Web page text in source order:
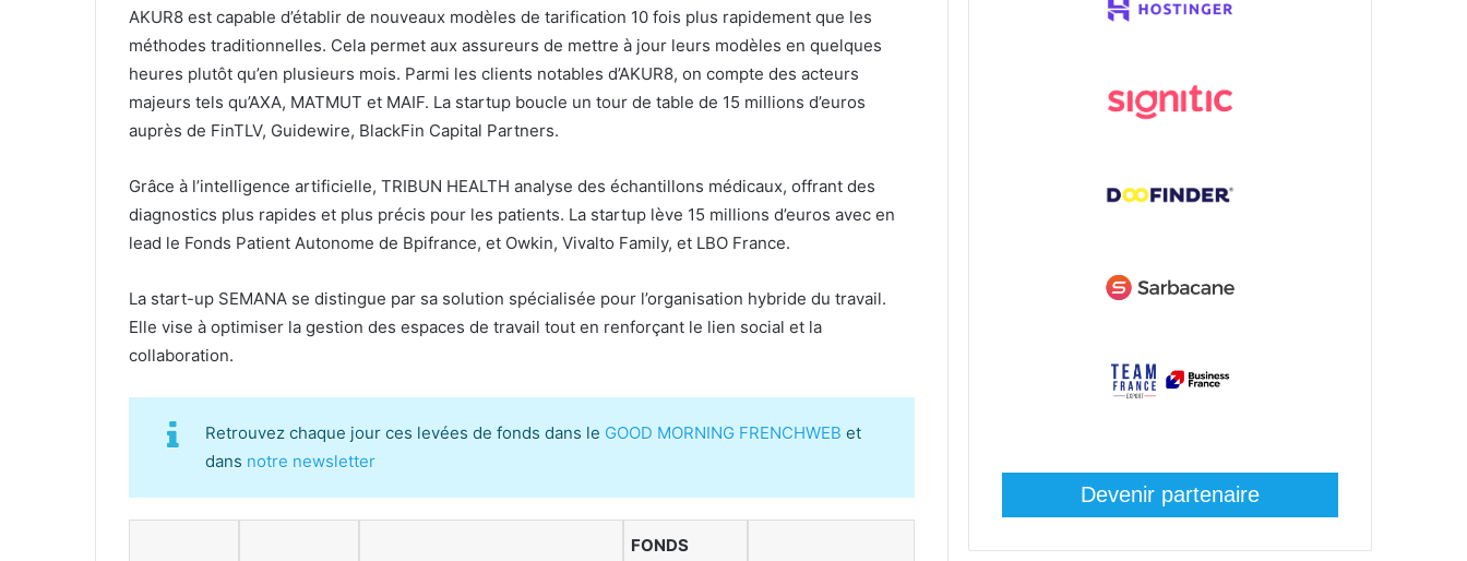
AKUR8 est capable d’établir de nouveaux modèles de tarification 10 fois plus rapidement que les
méthodes traditionnelles. Cela permet aux assureurs de mettre à jour leurs modèles en quelques
heures plutôt qu’en plusieurs mois. Parmi les clients notables d’AKUR8, on compte des acteurs
majeurs tels qu’AXA, MATMUT et MAIF. La startup boucle un tour de table de 15 millions d’euros
auprès de FinTLV, Guidewire, BlackFin Capital Partners.
Grâce à l’intelligence artificielle, TRIBUN HEALTH analyse des échantillons médicaux, offrant des
diagnostics plus rapides et plus précis pour les patients. La startup lève 15 millions d’euros avec en
lead le Fonds Patient Autonome de Bpifrance, et Owkin, Vivalto Family, et LBO France.
La start-up SEMANA se distingue par sa solution spécialisée pour l’organisation hybride du travail.
Elle vise à optimiser la gestion des espaces de travail tout en renforçant le lien social et la
collaboration.
Retrouvez chaque jour ces levées de fonds dans le GOOD MORNING FRENCHWEB et
dans notre newsletter
FONDS
Devenir partenaire